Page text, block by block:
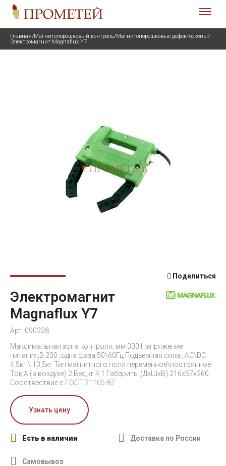
Главная/Магнитопорошковый контроль/Магнитопорошковые дефектоскопы/
Электромагнит Magnaflux Y7
Поделиться
Электромагнит
Magnaflux Y7
Арт. 090228
Максимальная зона контроля, мм 300 Напряжение
питания,В 230 ,одна фаза 50\60Гц Подъемная сила , AC\DC
4,5кг \ 13,5кг Тип магнитного поля переменное\постоянное
Ток,А (в воздухе) 2 Вес,кг 4,1 Габариты (ДхШхВ) 216х57х260
Сооствествие с ГОСТ 21105-87
Узнать цену
Есть в наличии Доставка по России
Самовывоз